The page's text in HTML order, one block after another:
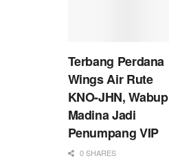
Terbang Perdana
Wings Air Rute
KNO-JHN, Wabup
Madina Jadi
Penumpang VIP
0 SHARES